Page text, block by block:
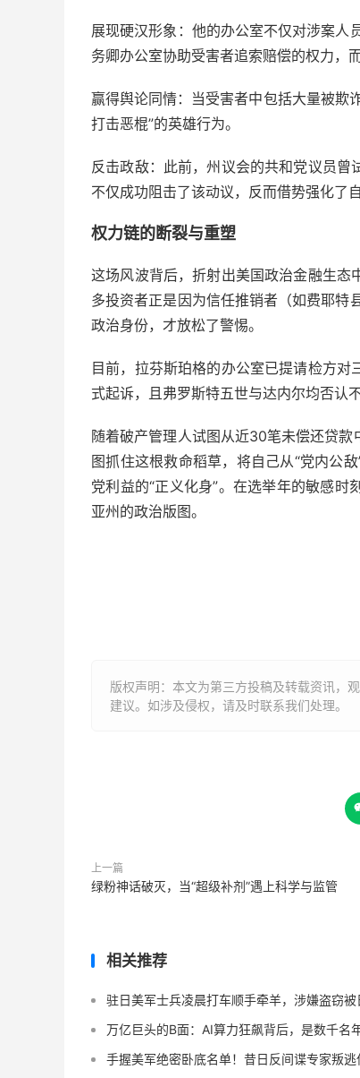
展现硬汉形象：他的办公室不仅对涉案人
务卿办公室协助受害者追索赔偿的权力，
赢得舆论同情：当受害者中包括大量被欺
打击恶棍”的英雄行为。
反击政敌：此前，州议会的共和党议员
不仅成功阻击了该动议，反而借势强化了自
权力链的断裂与重塑
这场风波背后，折射出美国政治金融生
多投资者正是因为信任推销者（如费耶特
政治身份，才放松了警惕。
目前，拉芬斯珀格的办公室已提请检方
式起诉，且弗罗斯特五世与达内尔均否认
随着破产管理人试图从近30笔未偿还贷
图抓住这根救命稻草，将自己从“党内公
党利益的“正义化身”。在选举年的敏感
亚州的政治版图。
版权声明：本文为第三方投稿及转载资讯，
建议。如涉及侵权，请及时联系我们处理。
上一篇
绿粉神话破灭，当“超级补剂”遇上科学与监管
相关推荐
驻日美军士兵凌晨打车顺手牵羊，涉嫌盗窃
万亿巨头的B面：AI算力狂飙背后，是数千名
手握美军绝密卧底名单！昔日反间谍专家叛